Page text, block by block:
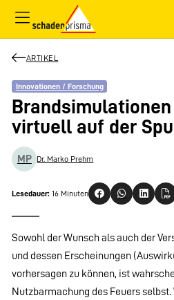
ARTIKEL
Innovationen / Forschung
virtuell auf der
MP Dr. Marko Prehm
Lesedauer: 16 Minuten
Sowohl der Wunsch als auch der
und dessen Erscheinungen
vorhersagen zu können, ist
Nutzbarmachung des Feuers